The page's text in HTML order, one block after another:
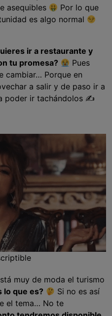
asequibles
Por lo que
es algo normal
ir a restaurante y
tu promesa?
Pues
cambiar… Porque en
a salir y de paso ir a
poder ir tachándolos ✍
muy de moda el turismo
lo que es?
Si no es así
el tema… No te